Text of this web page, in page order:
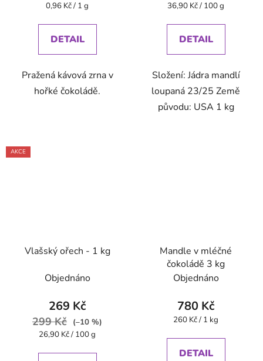
Měrná
0,96 Kč / 1 g
DETAIL
Pražená kávová zrna v
hořké čokoládě.
Měrná
36,90 Kč / 100 g
DETAIL
Složení: Jádra mandlí
loupaná 23/25 Země
původu: USA 1 kg
AKCE
Vlašský ořech - 1 kg
Objednáno
269 Kč
299 Kč
(–10 %)
Měrná
26,90 Kč / 100 g
Mandle v mléčné
čokoládě 3 kg
Objednáno
780 Kč
Měrná
260 Kč / 1 kg
DETAIL